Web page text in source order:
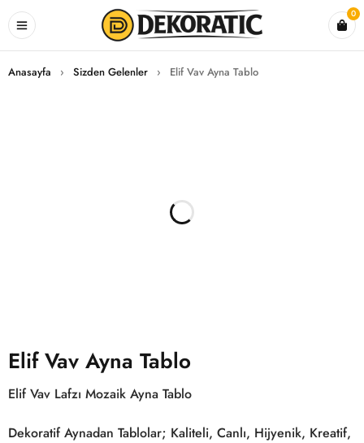
0
Anasayfa › Sizden Gelenler › Elif Vav Ayna Tablo
Elif Vav Ayna Tablo
Elif Vav Lafzı Mozaik Ayna Tablo
Dekoratif Aynadan Tablolar; Kaliteli, Canlı, Hijyenik, Kreatif,